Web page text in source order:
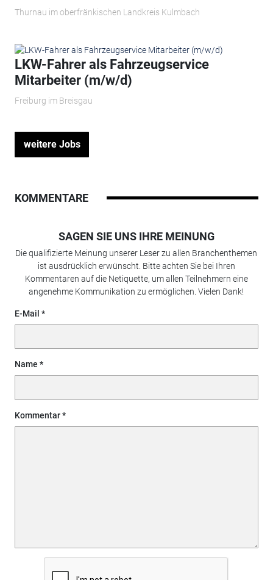
Thurnau im oberfränkischen Landkreis Kulmbach
LKW-Fahrer als Fahrzeugservice
Mitarbeiter (m/w/d)
Freiburg im Breisgau
weitere Jobs
KOMMENTARE
SAGEN SIE UNS IHRE MEINUNG
Die qualifizierte Meinung unserer Leser zu allen Branchenthemen
ist ausdrücklich erwünscht. Bitte achten Sie bei Ihren
Kommentaren auf die Netiquette, um allen Teilnehmern eine
angenehme Kommunikation zu ermöglichen. Vielen Dank!
E-Mail
Name
Kommentar